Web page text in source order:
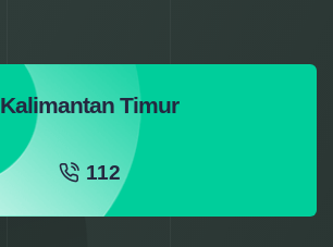
Kalimantan Timur
112